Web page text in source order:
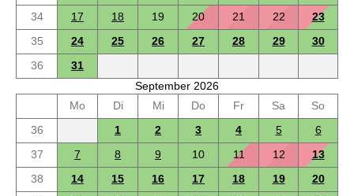
34
17 18 19 20 21 22
23
35
24 25 26 27 28 29
30
36
31
September 2026
Mo
Di Mi Do Fr Sa
So
36
1 2 3 4 5
6
37
7 8 9 10 11 12
13
38
14 15 16 17 18 19
20